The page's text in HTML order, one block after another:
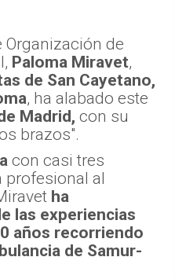
Organización de
Paloma Miravet,
de San Cayetano,
, ha alabado este
Madrid, con su
brazos".
con casi tres
profesional al
ha
las experiencias
años recorriendo
de Samur-